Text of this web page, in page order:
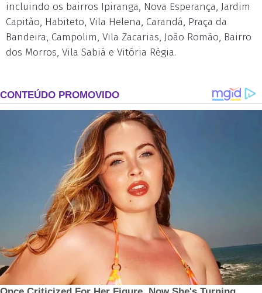
incluindo os bairros Ipiranga, Nova Esperança, Jardim
Capitão, Habiteto, Vila Helena, Carandá, Praça da
Bandeira, Campolim, Vila Zacarias, João Romão, Bairro
dos Morros, Vila Sabiá e Vitória Régia.